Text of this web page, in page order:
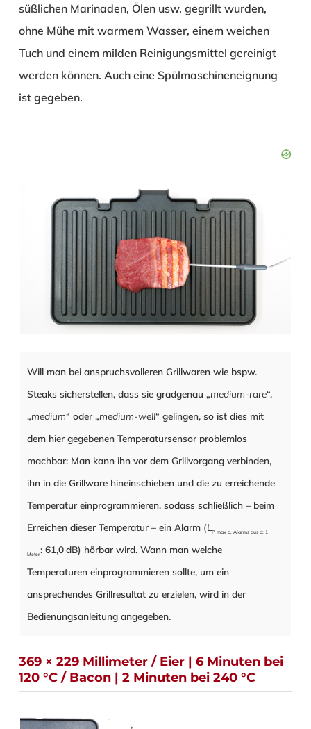
süßlichen Marinaden, Ölen usw. gegrillt wurden,
ohne Mühe mit warmem Wasser, einem weichen
Tuch und einem milden Reinigungsmittel gereinigt
werden können. Auch eine Spülmaschineneignung
ist gegeben.
Will man bei anspruchsvolleren Grillwaren wie bspw.
Steaks sicherstellen, dass sie gradgenau „medium-rare“,
„medium“ oder „medium-well“ gelingen, so ist dies mit
dem hier gegebenen Temperatursensor problemlos
machbar: Man kann ihn vor dem Grillvorgang verbinden,
ihn in die Grillware hineinschieben und die zu erreichende
Temperatur einprogrammieren, sodass schließlich – beim
Erreichen dieser Temperatur – ein Alarm (L P max d. Alarms aus d: 1
Meter: 61,0 dB) hörbar wird. Wann man welche
Temperaturen einprogrammieren sollte, um ein
ansprechendes Grillresultat zu erzielen, wird in der
Bedienungsanleitung angegeben.
369 × 229 Millimeter / Eier | 6 Minuten bei
120 °C / Bacon | 2 Minuten bei 240 °C